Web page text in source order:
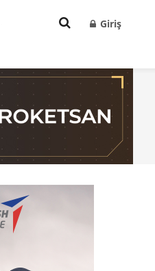
Giriş